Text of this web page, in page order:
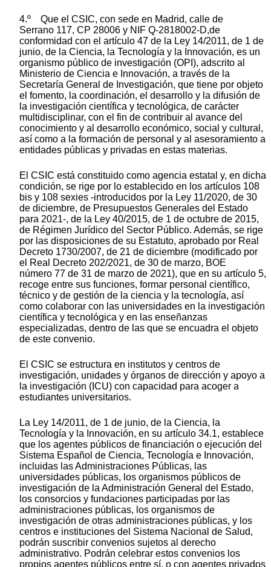
4.º Que el CSIC, con sede en Madrid, calle de
Serrano 117, CP 28006 y NIF Q-2818002-D,de
conformidad con el artículo 47 de la Ley 14/2011, de 1 de
junio, de la Ciencia, la Tecnología y la Innovación, es un
organismo público de investigación (OPI), adscrito al
Ministerio de Ciencia e Innovación, a través de la
Secretaría General de Investigación, que tiene por objeto
el fomento, la coordinación, el desarrollo y la difusión de
la investigación científica y tecnológica, de carácter
multidisciplinar, con el fin de contribuir al avance del
conocimiento y al desarrollo económico, social y cultural,
así como a la formación de personal y al asesoramiento a
entidades públicas y privadas en estas materias.
El CSIC está constituido como agencia estatal y, en dicha
condición, se rige por lo establecido en los artículos 108
bis y 108 sexies -introducidos por la Ley 11/2020, de 30
de diciembre, de Presupuestos Generales del Estado
para 2021-, de la Ley 40/2015, de 1 de octubre de 2015,
de Régimen Jurídico del Sector Público. Además, se rige
por las disposiciones de su Estatuto, aprobado por Real
Decreto 1730/2007, de 21 de diciembre (modificado por
el Real Decreto 202/2021, de 30 de marzo, BOE
número 77 de 31 de marzo de 2021), que en su artículo 5,
recoge entre sus funciones, formar personal científico,
técnico y de gestión de la ciencia y la tecnología, así
como colaborar con las universidades en la investigación
científica y tecnológica y en las enseñanzas
especializadas, dentro de las que se encuadra el objeto
de este convenio.
El CSIC se estructura en institutos y centros de
investigación, unidades y órganos de dirección y apoyo a
la investigación (ICU) con capacidad para acoger a
estudiantes universitarios.
La Ley 14/2011, de 1 de junio, de la Ciencia, la
Tecnología y la Innovación, en su artículo 34.1, establece
que los agentes públicos de financiación o ejecución del
Sistema Español de Ciencia, Tecnología e Innovación,
incluidas las Administraciones Públicas, las
universidades públicas, los organismos públicos de
investigación de la Administración General del Estado,
los consorcios y fundaciones participadas por las
administraciones públicas, los organismos de
investigación de otras administraciones públicas, y los
centros e instituciones del Sistema Nacional de Salud,
podrán suscribir convenios sujetos al derecho
administrativo. Podrán celebrar estos convenios los
propios agentes públicos entre sí, o con agentes privados